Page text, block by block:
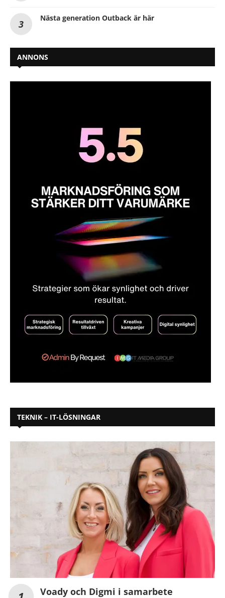
Nästa generation Outback är här
ANNONS
TEKNIK – IT-LÖSNINGAR
Voady och Digmi i samarbete